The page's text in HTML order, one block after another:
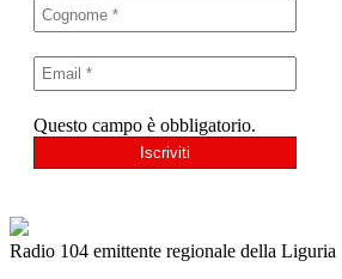
Questo campo è obbligatorio.
Radio 104 emittente regionale della Liguria